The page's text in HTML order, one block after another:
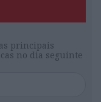
principais
no dia seguinte